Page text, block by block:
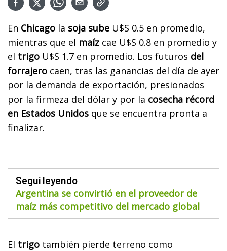
En Chicago la soja sube U$S 0.5 en promedio,
mientras que el maíz cae U$S 0.8 en promedio y
el trigo U$S 1.7 en promedio. Los futuros del
forrajero caen, tras las ganancias del día de ayer
por la demanda de exportación, presionados
por la firmeza del dólar y por la cosecha récord
en Estados Unidos que se encuentra pronta a
finalizar.
Seguí leyendo
Argentina se convirtió en el proveedor de
maíz más competitivo del mercado global
El trigo también pierde terreno como